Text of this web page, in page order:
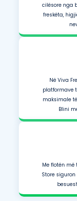
cilësore nga
freskëta,
Në Viva
platformave
maksimale
Blini
Me flotën më
Store